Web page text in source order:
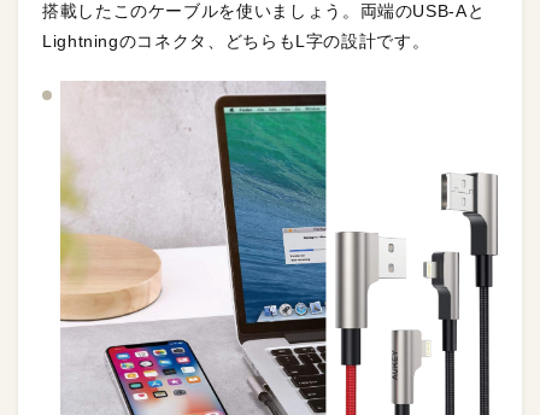
搭載したこのケーブルを使いましょう。両端のUSB-Aと
Lightningのコネクタ、どちらもL字の設計です。